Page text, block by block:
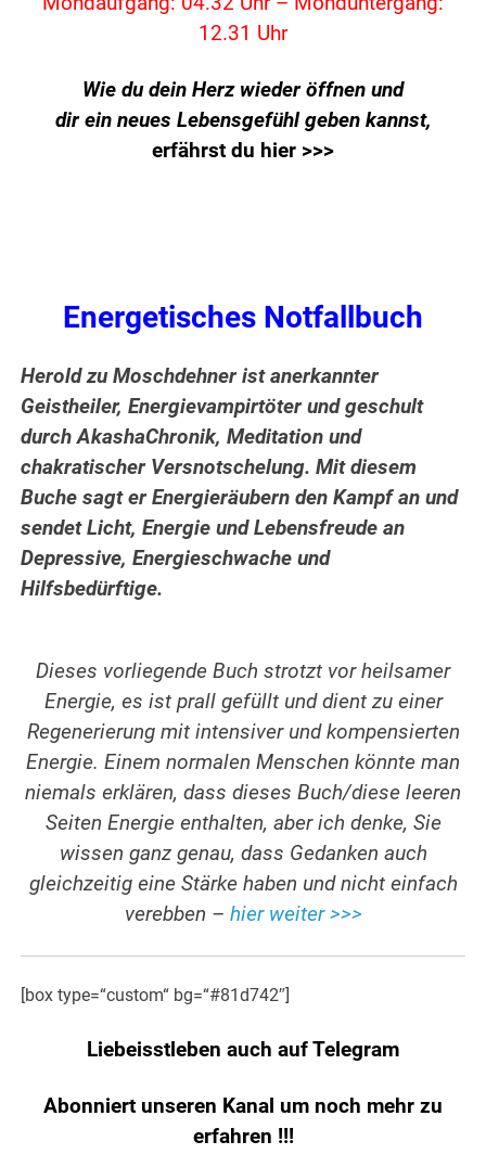
12.31 Uhr
Wie du dein Herz wieder öffnen und
dir ein neues Lebensgefühl geben kannst,
erfährst du hier >>>
Energetisches Notfallbuch
Herold zu Moschdehner ist anerkannter
Geistheiler, Energievampirtöter und geschult
durch AkashaChronik, Meditation und
chakratischer Versnotschelung. Mit diesem
Buche sagt er Energieräubern den Kampf an und
sendet Licht, Energie und Lebensfreude an
Depressive, Energieschwache und
Hilfsbedürftige.
Dieses vorliegende Buch strotzt vor heilsamer
Energie, es ist prall gefüllt und dient zu einer
Regenerierung mit intensiver und kompensierten
Energie. Einem normalen Menschen könnte man
niemals erklären, dass dieses Buch/diese leeren
Seiten Energie enthalten, aber ich denke, Sie
wissen ganz genau, dass Gedanken auch
gleichzeitig eine Stärke haben und nicht einfach
verebben – hier weiter >>>
[box type=“custom“ bg=“#81d742″]
Liebeisstleben auch auf Telegram
Abonniert unseren Kanal um noch mehr zu
erfahren !!!